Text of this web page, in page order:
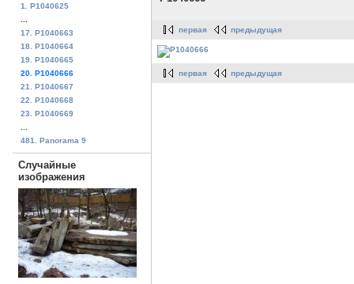
1. P1040625
...
17. P1040663
18. P1040664
19. P1040665
20. P1040666
21. P1040667
22. P1040668
23. P1040669
...
481. Panorama 9
Случайные
изображения
первая предыдущая
первая предыдущая